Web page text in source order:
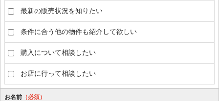
最新の販売状況を知りたい
条件に合う他の物件も紹介して欲しい
購入について相談したい
お店に行って相談したい
お名前 （必須）